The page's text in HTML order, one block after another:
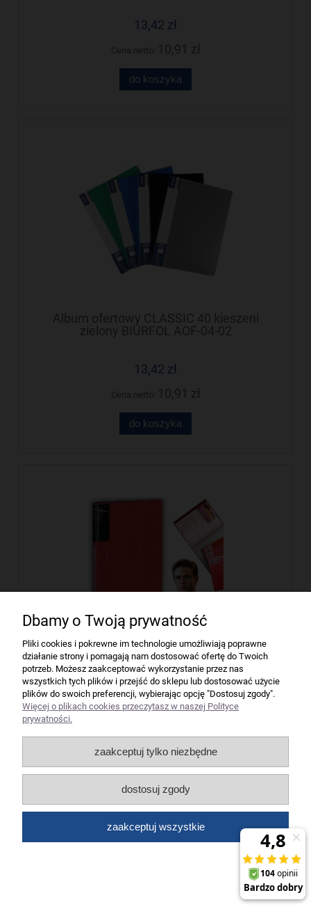
13,42 zł
do koszyka
Album ofertowy CLASSIC 40 kieszeni
zielony BIURFOL AOF-04-02
13,42 zł
do koszyka
Album ofert.20k WING czerwony DCF442
14,07 zł
Cena netto:11,44 zł
do koszyka
Dbamy o Twoją prywatność
Pliki cookies i pokrewne im technologie umożliwiają poprawne
działanie strony i pomagają nam dostosować ofertę do Twoich
potrzeb. Możesz zaakceptować wykorzystanie przez nas
wszystkich tych plików i przejść do sklepu lub dostosować użycie
plików do swoich preferencji, wybierając opcję "Dostosuj zgody".
Więcej o plikach cookies przeczytasz w naszej Polityce
prywatności.
zaakceptuj tylko niezbędne
dostosuj zgody
zaakceptuj wszystkie